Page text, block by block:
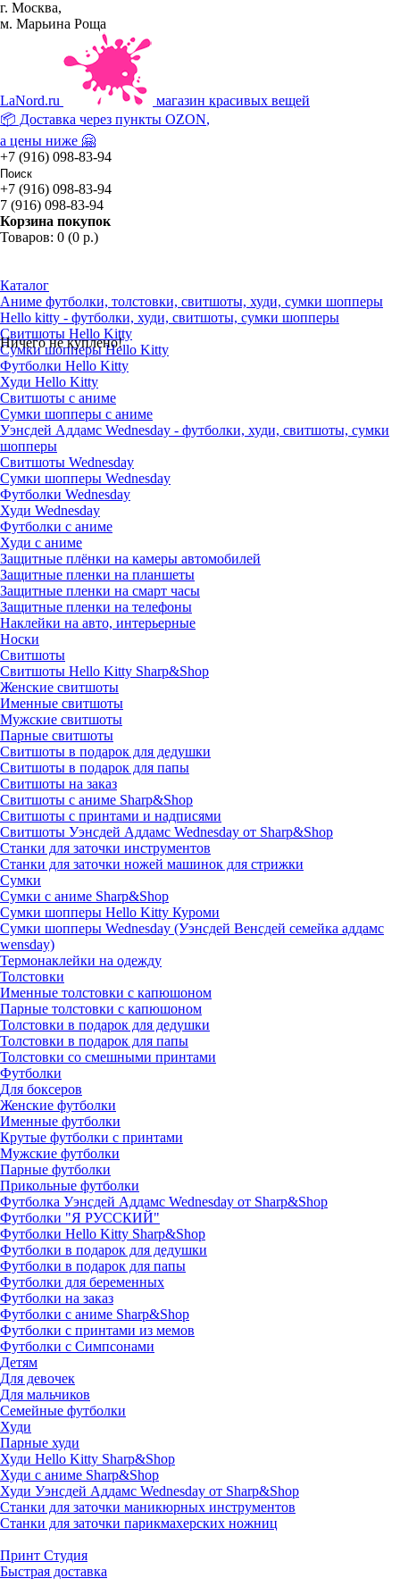
г. Москва,
м. Марьина Роща
LaNord.ru
магазин красивых вещей
📦 Доставка через пункты OZON,
а цены ниже 🤗
+7 (916) 098-83-94
+7 (916) 098-83-94
7 (916) 098-83-94
Корзина покупок
Товаров: 0 (0 р.)
Ничего не куплено!
Каталог
Аниме футболки, толстовки, свитшоты, худи, сумки шопперы
Hello kitty - футболки, худи, свитшоты, сумки шопперы
Свитшоты Hello Kitty
Сумки шопперы Hello Kitty
Футболки Hello Kitty
Худи Hello Kitty
Свитшоты с аниме
Сумки шопперы с аниме
Уэнсдей Аддамс Wednesday - футболки, худи, свитшоты, сумки
шопперы
Свитшоты Wednesday
Сумки шопперы Wednesday
Футболки Wednesday
Худи Wednesday
Футболки с аниме
Худи с аниме
Защитные плёнки на камеры автомобилей
Защитные пленки на планшеты
Защитные пленки на смарт часы
Защитные пленки на телефоны
Наклейки на авто, интерьерные
Носки
Свитшоты
Cвитшоты Hello Kitty Sharp&Shop
Женские свитшоты
Именные свитшоты
Мужские свитшоты
Парные свитшоты
Свитшоты в подарок для дедушки
Свитшоты в подарок для папы
Свитшоты на заказ
Свитшоты с аниме Sharp&Shop
Свитшоты с принтами и надписями
Свитшоты Уэнсдей Аддамс Wednesday от Sharp&Shop
Станки для заточки инструментов
Станки для заточки ножей машинок для стрижки
Сумки
Сумки с аниме Sharp&Shop
Сумки шопперы Hello Kitty Куроми
Сумки шопперы Wednesday (Уэнсдей Венсдей семейка аддамс
wensday)
Термонаклейки на одежду
Толстовки
Именные толстовки с капюшоном
Парные толстовки с капюшоном
Толстовки в подарок для дедушки
Толстовки в подарок для папы
Толстовки со смешными принтами
Футболки
Для боксеров
Женские футболки
Именные футболки
Крутые футболки с принтами
Мужские футболки
Парные футболки
Прикольные футболки
Футболка Уэнсдей Аддамс Wednesday от Sharp&Shop
Футболки "Я РУССКИЙ"
Футболки Hello Kitty Sharp&Shop
Футболки в подарок для дедушки
Футболки в подарок для папы
Футболки для беременных
Футболки на заказ
Футболки с аниме Sharp&Shop
Футболки с принтами из мемов
Футболки с Симпсонами
Детям
Для девочек
Для мальчиков
Семейные футболки
Худи
Парные худи
Худи Hello Kitty Sharp&Shop
Худи с аниме Sharp&Shop
Худи Уэнсдей Аддамс Wednesday от Sharp&Shop
Станки для заточки маникюрных инструментов
Станки для заточки парикмахерских ножниц
Принт Студия
Быстрая доставка